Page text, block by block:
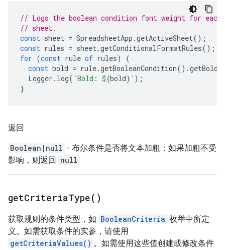
// Logs the boolean condition font weight for
// sheet.
const sheet = SpreadsheetApp .getActiveSheet();
const rules = sheet.getConditionalFormatRules();
for (const rule of rules)
{
const bold = rule.getBooleanCondition().getBold
Logger . log( `Bold: ${bold} ` );
}
返回
Boolean|null - 布尔条件是否将文本加粗；如果加粗不受
影响，则返回 null
getCriteriaType( )
获取规则的条件类型，如 BooleanCriteria 枚举中所定
义。如需获取条件的实参，请使用
getCriteriaValues() 。如需使用这些值创建或修改条件